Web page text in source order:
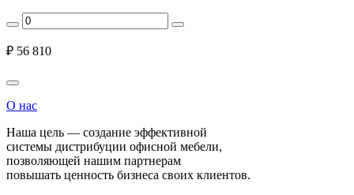
₽ 56 810
О нас
Наша цель — создание эффективной
системы дистрибуции офисной мебели,
позволяющей нашим партнерам
повышать ценность бизнеса своих клиентов.